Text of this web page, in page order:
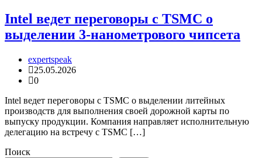
Intel ведет переговоры с TSMC о
выделении 3-нанометрового чипсета
expertspeak
25.05.2026
0
Intel ведет переговоры с TSMC о выделении литейных
производств для выполнения своей дорожной карты по
выпуску продукции. Компания направляет исполнительную
делегацию на встречу с TSMC […]
Поиск